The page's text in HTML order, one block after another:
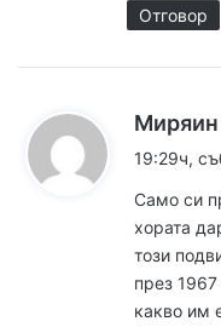
Отговор
Миряин
19:29ч,
Само си
хората
този
през
какво им